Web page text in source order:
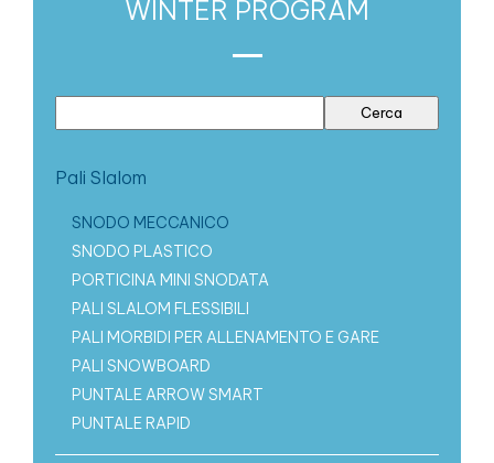
WINTER PROGRAM
Pali Slalom
SNODO MECCANICO
SNODO PLASTICO
PORTICINA MINI SNODATA
PALI SLALOM FLESSIBILI
PALI MORBIDI PER ALLENAMENTO E GARE
PALI SNOWBOARD
PUNTALE ARROW SMART
PUNTALE RAPID